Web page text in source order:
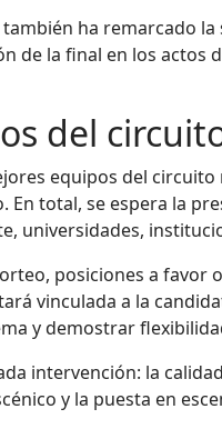
también ha remarcado
de la final en los actos
del
equipos del
total, se espera la
universidades,
posiciones a
vinculada a la
y demostrar
intervención: la
y la puesta en